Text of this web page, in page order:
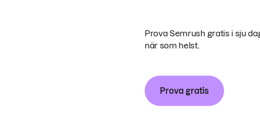
Prova Semrush gratis i sju
när som helst.
Prova gratis